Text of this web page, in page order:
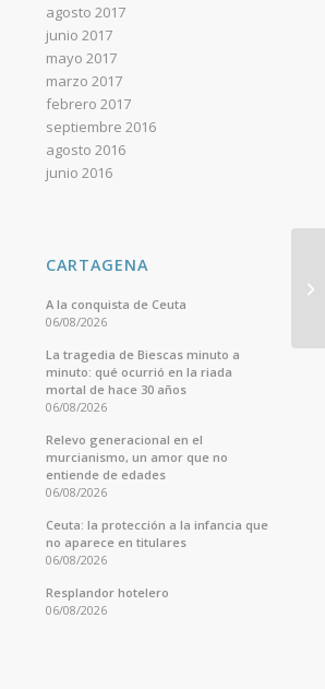
agosto 2017
junio 2017
mayo 2017
marzo 2017
febrero 2017
septiembre 2016
agosto 2016
junio 2016
CARTAGENA
A la conquista de Ceuta
06/08/2026
La tragedia de Biescas minuto a
minuto: qué ocurrió en la riada
mortal de hace 30 años
06/08/2026
Relevo generacional en el
murcianismo, un amor que no
entiende de edades
06/08/2026
Ceuta: la protección a la infancia que
no aparece en titulares
06/08/2026
Resplandor hotelero
06/08/2026